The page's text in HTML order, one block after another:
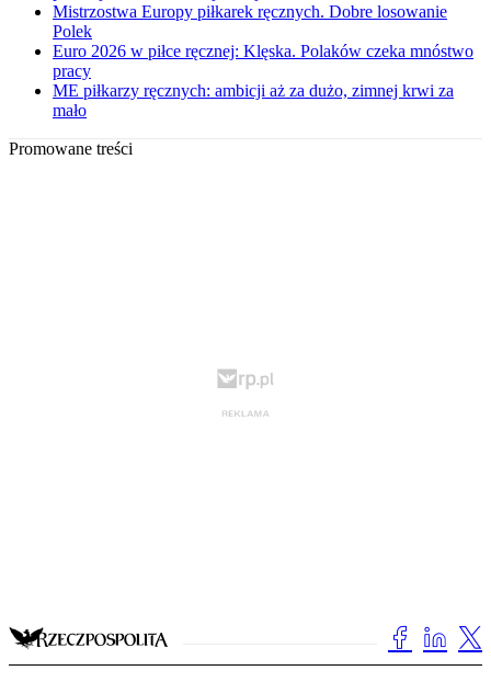
Mistrzostwa Europy piłkarek ręcznych. Dobre losowanie
Polek
Euro 2026 w piłce ręcznej: Klęska. Polaków czeka mnóstwo
pracy
ME piłkarzy ręcznych: ambicji aż za dużo, zimnej krwi za
mało
Promowane treści